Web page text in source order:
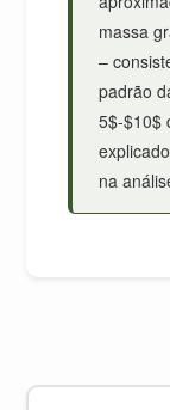
massa
–
padrão
5$-$10$
na